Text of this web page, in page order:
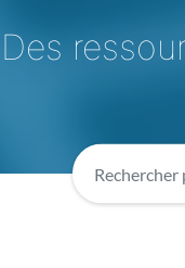
Des